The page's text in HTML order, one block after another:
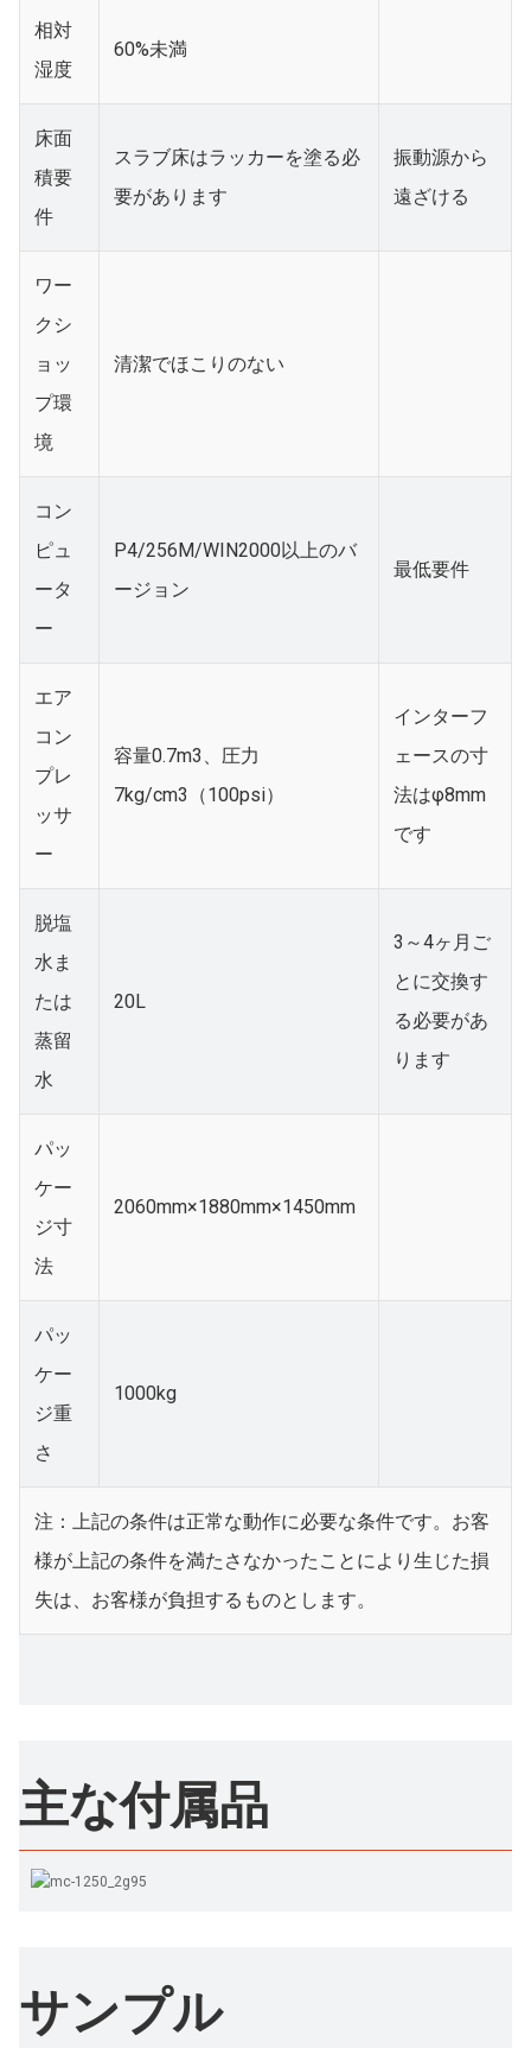
相対
湿度
60%未満
床面
積要
件
スラブ床はラッカーを塗る必
要があります
振動源から
遠ざける
ワー
クシ
ョッ
プ環
境
清潔でほこりのない
コン
ピュ
ータ
ー
P4/256M/WIN2000以上のバ
ージョン
最低要件
エア
コン
プレ
ッサ
ー
容量0.7m3、圧力
7kg/cm3（100psi）
インターフ
ェースの寸
法はφ8mm
です
脱塩
水ま
たは
蒸留
水
20L
3～4ヶ月ご
とに交換す
る必要があ
ります
パッ
ケー
ジ寸
法
2060mm×1880mm×1450mm
パッ
ケー
ジ重
さ
1000kg
注：上記の条件は正常な動作に必要な条件です。お客
様が上記の条件を満たさなかったことにより生じた損
失は、お客様が負担するものとします。
主な付属品
サンプル